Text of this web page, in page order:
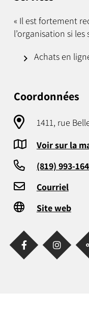
« Il est fortement
l’organisation si
Achats en
Coordonnées
1411, rue
Voir sur la
(819) 993-
Courriel
Site web